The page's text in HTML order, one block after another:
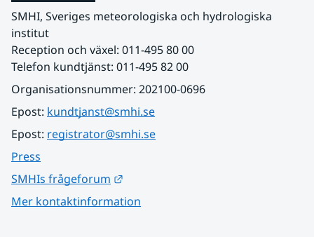
SMHI, Sveriges meteorologiska och hydrologiska
institut
Reception och växel: 011-495 80 00
Telefon kundtjänst: 011-495 82 00
Organisationsnummer: 202100-0696
Epost: kundtjanst@smhi.se
Epost: registrator@smhi.se
Press
SMHIs frågeforum
Mer kontaktinformation